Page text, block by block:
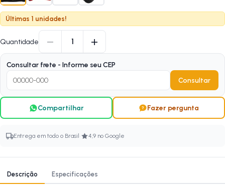
Últimas 1 unidades!
Quantidade − 1 +
Consultar frete - Informe seu CEP
Consultar
Compartilhar Fazer pergunta
Entrega em todo o Brasil · 4,9 no Google
Descrição Especificações